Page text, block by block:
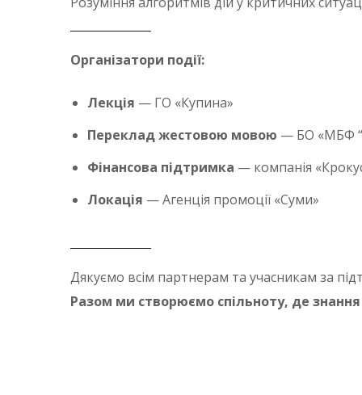
Організатори події:
Лекція — ГО «Купина»
Переклад жестовою мовою — БО «МБФ
Фінансова підтримка — компанія
Локація — Агенція промоції «Суми»
Дякуємо всім партнерам та учасникам за
Разом ми створюємо спільноту, де